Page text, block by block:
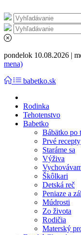
pondelok 10.08.2026 |
mena)
babetko.sk
Rodinka
Tehotenstvo
Babetko
Bábätko po
Prvé recepty
Staráme sa
Výživa
Škôlkari
Detská reč
Peniaze a
Múdrosti
Zo života
Rodičia
Materský